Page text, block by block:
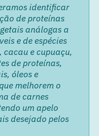
identificar
de proteínas
análogas a
e de espécies
cacau e cupuaçu,
de proteínas,
óleos e
melhorem o
de carnes
um apelo
desejado pelos